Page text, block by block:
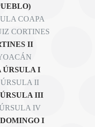
COAPA
CORTINES
II
ÚRSULA I
II
III
IV
I